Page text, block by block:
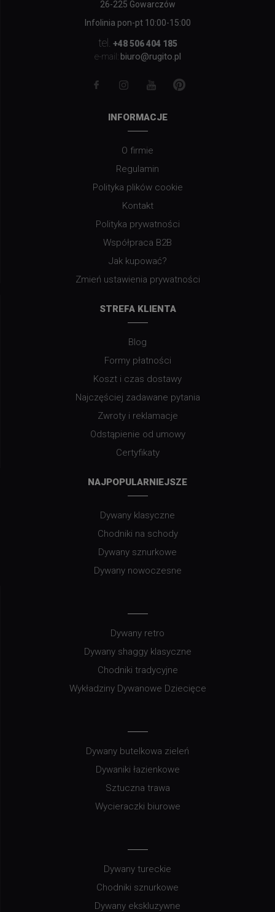
26-225 Gowarczów
Infolinia pon-pt 10:00-15:00
tel. +48 506 404 185
e-mail: biuro@rugito.pl
INFORMACJE
O firmie
Regulamin
Polityka plików cookie
Kontakt
Polityka prywatności
Współpraca B2B
Jak kupować?
Zmień ustawienia prywatności
STREFA KLIENTA
Blog
Formy płatności
Koszt i czas dostawy
Najczęściej zadawane pytania
Zwroty i reklamacje
Odstąpienie od umowy
Certyfikaty
NAJPOPULARNIEJSZE
Dywany klasyczne
Chodniki na schody
Dywany sznurkowe
Dywany nowoczesne
Dywany retro
Dywany shaggy klasyczne
Chodniki tradycyjne
Wykładziny Dywanowe Dziecięce
Dywany butelkowa zieleń
Dywaniki łazienkowe
Sztuczna trawa
Wycieraczki biurowe
Dywany tureckie
Chodniki sznurkowe
Dywany ekskluzywne